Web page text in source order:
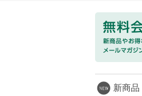
新商品